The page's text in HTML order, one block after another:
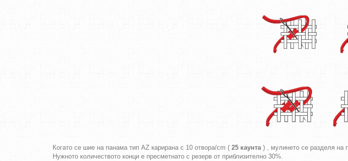
Когато се шие на панама тип AZ карирана с 10 отвора/cm ( 25 каунта) , мулинето се разделя на
Нужното количеството конци е пресметнато с резерв от приблизително 30%.